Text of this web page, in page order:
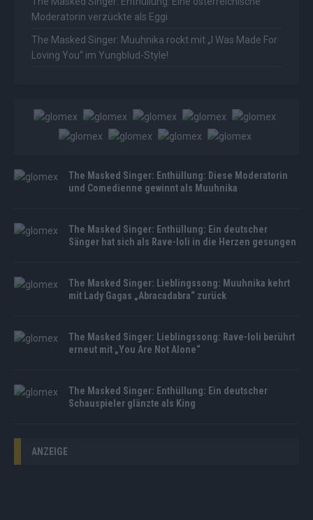
Moderatorin verzückte als Eggi
The Masked Singer: Muuhnika rockt mit „I Was Made For
Loving You“ im Yungblud-Style!
The Masked Singer: Enthüllung: Diese Moderatorin
und Comedienne gewinnt als Muuhnika
The Masked Singer: Enthüllung: Ein deutscher
Sänger hat sich als Rave-Ioli in die Herzen gesungen
The Masked Singer: Lieblingssong: Muuhnika kehrt
mit Lady Gagas „Abracadabra“ zurück
The Masked Singer: Lieblingssong: Rave-Ioli berührt
erneut mit „You Are Not Alone“
The Masked Singer: Enthüllung: Ein deutscher
Schauspieler glänzte als King
ANZEIGE